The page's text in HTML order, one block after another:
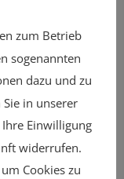
muss.
Prüfung
uns
zum Betrieb
sogenannten
dazu und zu
in unserer
Einwilligung
widerrufen.
Cookies zu